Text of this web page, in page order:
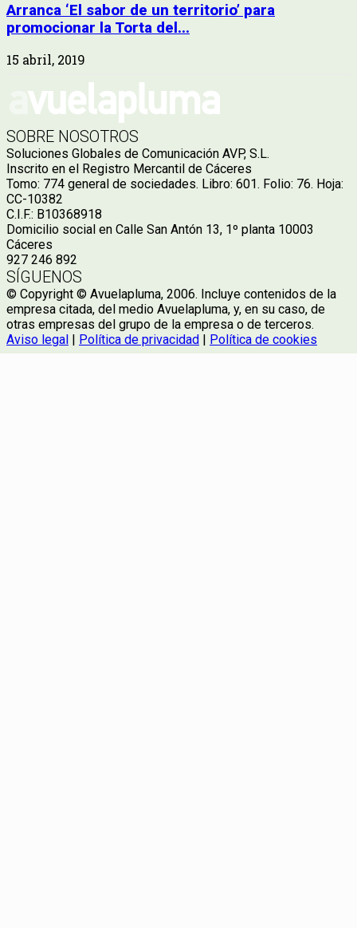
Arranca ‘El sabor de un territorio’ para
promocionar la Torta del...
15 abril, 2019
SOBRE NOSOTROS
Soluciones Globales de Comunicación AVP, S.L.
Inscrito en el Registro Mercantil de Cáceres
Tomo: 774 general de sociedades. Libro: 601. Folio: 76. Hoja:
CC-10382
C.I.F.: B10368918
Domicilio social en Calle San Antón 13, 1º planta 10003
Cáceres
927 246 892
SÍGUENOS
© Copyright © Avuelapluma, 2006. Incluye contenidos de la
empresa citada, del medio Avuelapluma, y, en su caso, de
otras empresas del grupo de la empresa o de terceros.
Aviso legal
Política de privacidad Política de cookies